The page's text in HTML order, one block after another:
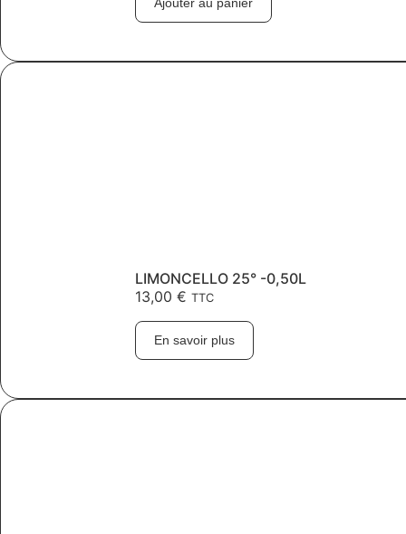
LIMONCELLO 25° -0,50L
13,00€ TTC
En savoir plus